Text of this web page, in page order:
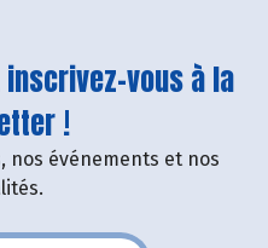
vous à la
!
nos événements et nos